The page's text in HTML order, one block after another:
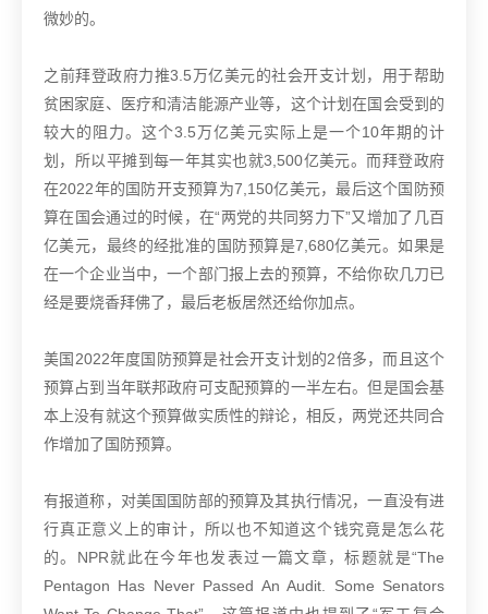
微妙的。
之前拜登政府力推3.5万亿美元的社会开支计划，用于帮助
贫困家庭、医疗和清洁能源产业等，这个计划在国会受到的
较大的阻力。这个3.5万亿美元实际上是一个10年期的计
划，所以平摊到每一年其实也就3,500亿美元。而拜登政府
在2022年的国防开支预算为7,150亿美元，最后这个国防预
算在国会通过的时候，在“两党的共同努力下”又增加了几百
亿美元，最终的经批准的国防预算是7,680亿美元。如果是
在一个企业当中，一个部门报上去的预算，不给你砍几刀已
经是要烧香拜佛了，最后老板居然还给你加点。
美国2022年度国防预算是社会开支计划的2倍多，而且这个
预算占到当年联邦政府可支配预算的一半左右。但是国会基
本上没有就这个预算做实质性的辩论，相反，两党还共同合
作增加了国防预算。
有报道称，对美国国防部的预算及其执行情况，一直没有进
行真正意义上的审计，所以也不知道这个钱究竟是怎么花
的。NPR就此在今年也发表过一篇文章，标题就是“The
Pentagon Has Never Passed An Audit. Some Senators